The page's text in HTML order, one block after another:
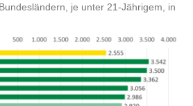
je unter 21-Jährigem, in